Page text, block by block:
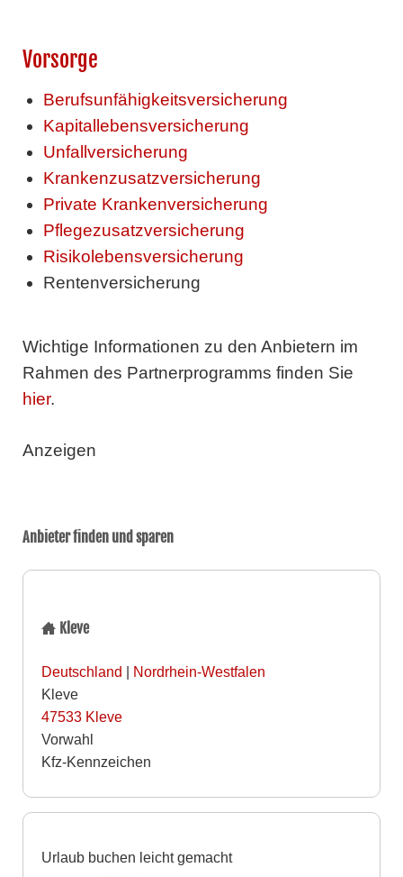
Vorsorge
Berufsunfähigkeitsversicherung
Kapitallebensversicherung
Unfallversicherung
Krankenzusatzversicherung
Private Krankenversicherung
Pflegezusatzversicherung
Risikolebensversicherung
Rentenversicherung
Wichtige Informationen zu den Anbietern im
Rahmen des Partnerprogramms finden Sie
hier.
Anzeigen
Anbieter finden und sparen
Kleve
Deutschland | Nordrhein-Westfalen
Kleve
47533 Kleve
Vorwahl
Kfz-Kennzeichen
Urlaub buchen leicht gemacht